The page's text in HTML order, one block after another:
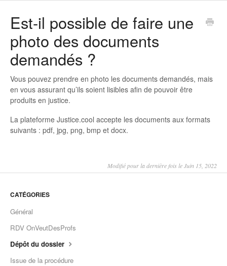
Est-il possible de faire une
photo des documents
demandés ?
Vous pouvez prendre en photo les documents demandés, mais
en vous assurant qu’ils soient lisibles afin de pouvoir être
produits en justice.
La plateforme Justice.cool accepte les documents aux formats
suivants : pdf, jpg, png, bmp et docx.
Modifié pour la dernière fois le Juin 15, 2022
CATÉGORIES
Général
RDV OnVeutDesProfs
Dépôt du dossier
Issue de la procédure